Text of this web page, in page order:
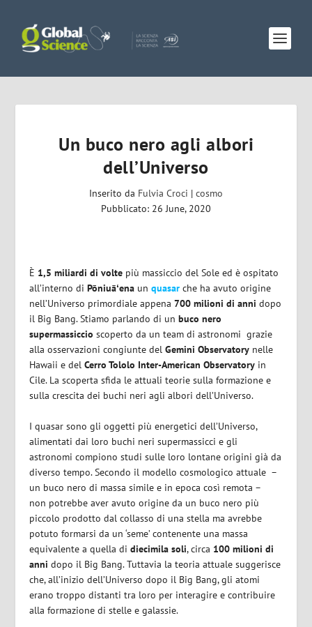
Un buco nero agli albori
dell’Universo
Inserito da Fulvia Croci | cosmo
Pubblicato: 26 June, 2020
È 1,5 miliardi di volte più massiccio del Sole ed è ospitato
all’interno diPōniuāʻena unquasar che ha avuto origine
nell’Universo primordiale appena700 milioni di anni dopo
il Big Bang. Stiamo parlando di unbuco nero
supermassiccio scoperto da un team di astronomi grazie
alla osservazioni congiunte delGemini Observatory nelle
Hawaii e delCerro Tololo Inter-American Observatory in
Cile. La scoperta sfida le attuali teorie sulla formazione e
sulla crescita dei buchi neri agli albori dell’Universo.
I quasar sono gli oggetti più energetici dell’Universo,
alimentati dai loro buchi neri supermassicci e gli
astronomi compiono studi sulle loro lontane origini già da
diverso tempo. Secondo il modello cosmologico attuale –
un buco nero di massa simile e in epoca così remota –
non potrebbe aver avuto origine da un buco nero più
piccolo prodotto dal collasso di una stella ma avrebbe
potuto formarsi da un ‘seme’ contenente una massa
equivalente a quella di diecimila soli,circa 100 milioni di
anni dopo il Big Bang.Tuttavia la teoria attuale suggerisce
che, all’inizio dell’Universo dopo il Big Bang, gli atomi
erano troppo distanti tra loro per interagire e contribuire
alla formazione di stelle e galassie.